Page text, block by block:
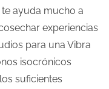
ayuda mucho a
experiencias
para una Vibra
isocrónicos
suficientes